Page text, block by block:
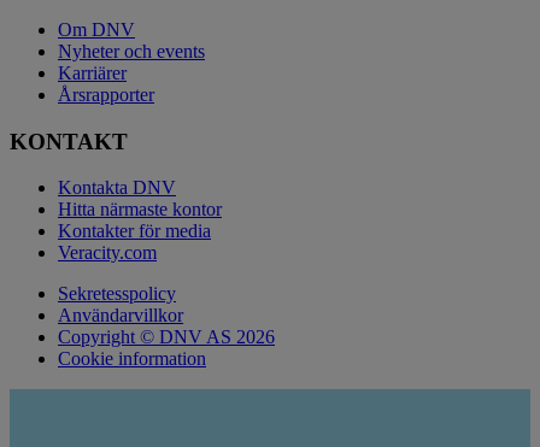
Om DNV
Nyheter och events
Karriärer
Årsrapporter
KONTAKT
Kontakta DNV
Hitta närmaste kontor
Kontakter för media
Veracity.com
Sekretesspolicy
Användarvillkor
Copyright © DNV AS 2026
Cookie information